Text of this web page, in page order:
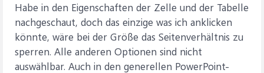
Habe in den Eigenschaften der Zelle und der Tabelle
nachgeschaut, doch das einzige was ich anklicken
könnte, wäre bei der Größe das Seitenverhältnis zu
sperren. Alle anderen Optionen sind nicht
auswählbar. Auch in den generellen PowerPoint-